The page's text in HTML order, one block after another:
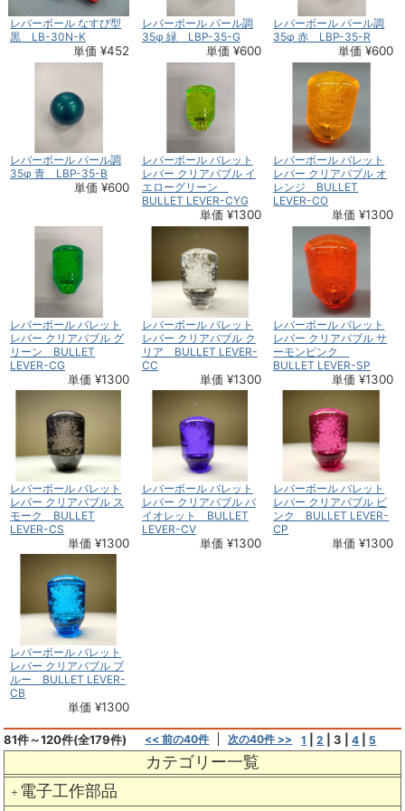
カテゴリー一覧
＋ 電子工作部品
レバーボール なすび型
黒 LB-30N-K
単価 ¥452
レバーボール パール調
35φ 緑 LBP-35-G
単価 ¥600
レバーボール パール調
35φ 赤 LBP-35-R
単価 ¥600
レバーボール パール調
35φ 青 LBP-35-B
単価 ¥600
レバーボール バレット
レバー クリアバブル イ
エローグリーン
BULLET LEVER-CYG
単価 ¥1300
レバーボール バレット
レバー クリアバブル オ
レンジ BULLET
LEVER-CO
単価 ¥1300
レバーボール バレット
レバー クリアバブル グ
リーン BULLET
LEVER-CG
単価 ¥1300
レバーボール バレット
レバー クリアバブル ク
リア BULLET LEVER-
CC
単価 ¥1300
レバーボール バレット
レバー クリアバブル サ
ーモンピンク
BULLET LEVER-SP
単価 ¥1300
レバーボール バレット
レバー クリアバブル ス
モーク BULLET
LEVER-CS
単価 ¥1300
レバーボール バレット
レバー クリアバブル バ
イオレット BULLET
LEVER-CV
単価 ¥1300
レバーボール バレット
レバー クリアバブル ピ
ンク BULLET LEVER-
CP
単価 ¥1300
レバーボール バレット
レバー クリアバブル ブ
ルー BULLET LEVER-
CB
単価 ¥1300
81件～120件(全179件) << 前の40件 次の40件 >> 1 |2 |3 |4 5